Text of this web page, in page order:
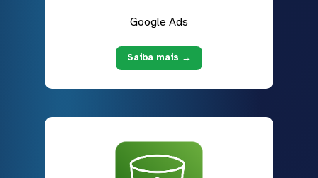
Google Ads
Saiba mais →